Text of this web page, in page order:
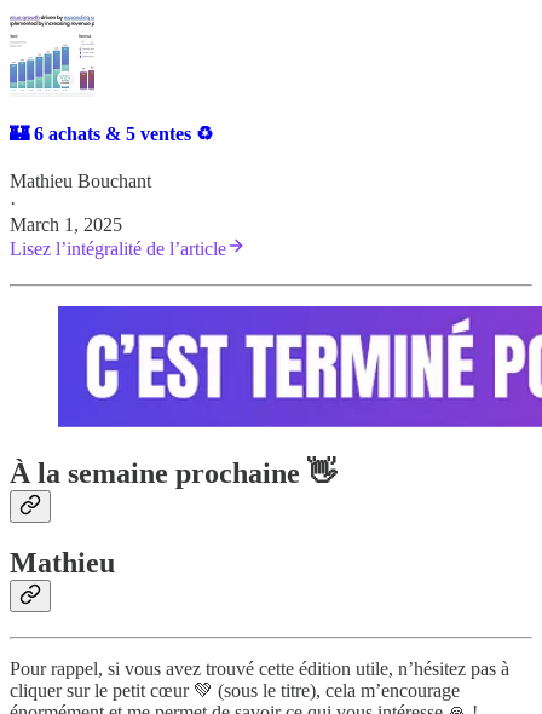
🏰 6 achats & 5 ventes ♻️
Mathieu Bouchant
·
March 1, 2025
Lisez l’intégralité de l’article
À la semaine prochaine 👋
Mathieu
Pour rappel, si vous avez trouvé cette édition utile, n’hésitez pas à
cliquer sur le petit cœur 💚 (sous le titre), cela m’encourage